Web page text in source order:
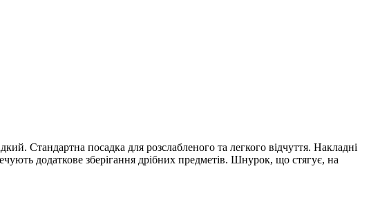
Стандартна посадка для розслабленого та легкого відчуття. Накладні
додаткове зберігання дрібних предметів. Шнурок, що стягує, на